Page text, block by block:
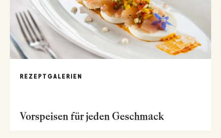
REZEPTGALERIEN
Vorspeisen für jeden Geschmack